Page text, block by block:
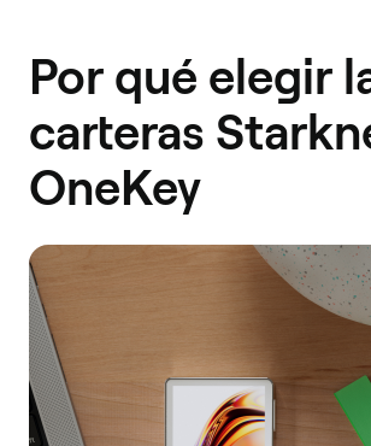
Por qué elegir
carteras
OneKey